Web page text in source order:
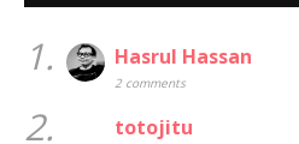
1. Hasrul Hassan
2 comments
2. totojitu